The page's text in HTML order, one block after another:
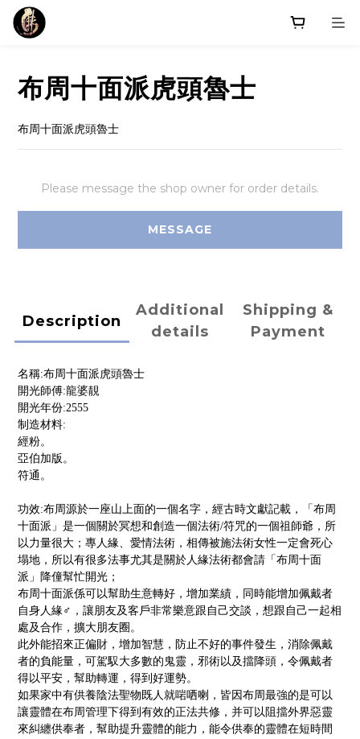
布周十面派虎頭魯士
布周十面派虎頭魯士
Please message the shop owner for order details.
MESSAGE
Description
Additional
details
Shipping &
Payment
名稱:布周十面派虎頭魯士
開光師傅:龍婆靚
開光年份:2555
制造材料:
經粉。
亞伯加版。
符通。
功效:布周源於一座山上面的一個名字，經古時文獻記載，「布周
十面派」是一個關於冥想和創造一個法術/符咒的一個祖師爺，所
以力量很大；專人緣、愛情法術，相傳被施法術女性一定會死心
塌地，所以有很多法事尤其是關於人緣法術都會請「布周十面
派」降僮幫忙開光；
布周十面派係可以幫助生意轉好，增加業績，同時能增加佩戴者
自身人緣♂ ️，讓朋友及客戶非常樂意跟自己交談，想跟自己一起相
處及合作，擴大朋友圈。
此外能招來正偏財，增加智慧，防止不好的事件發生，消除佩戴
者的負能量，可駕馭大多數的鬼靈，邪術以及擋降頭，令佩戴者
得以平安，幫助轉運，得到好運勢。
如果家中有供養陰法聖物既人就啱哂喇，皆因布周最強的是可以
讓靈體在布周管理下得到有效的正法共修，并可以阻擋外界惡靈
來糾纏供奉者，幫助提升靈體的能力，能令供奉的靈體在短時間